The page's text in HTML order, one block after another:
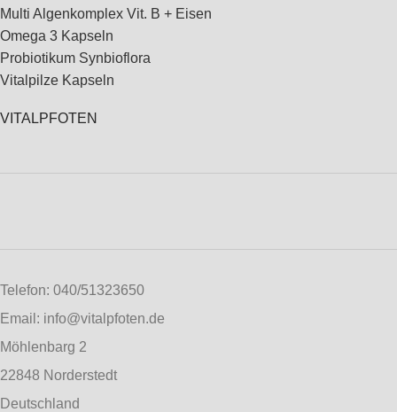
Multi Algenkomplex Vit. B + Eisen
Omega 3 Kapseln
Probiotikum Synbioflora
Vitalpilze Kapseln
VITALPFOTEN
Telefon: 040/51323650
Email: info@vitalpfoten.de
Möhlenbarg 2
22848 Norderstedt
Deutschland